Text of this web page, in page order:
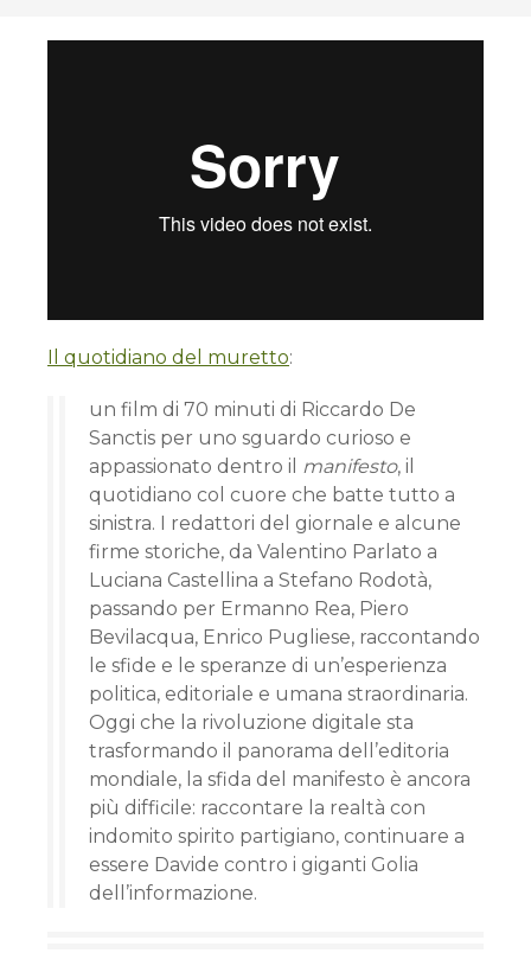
Il quotidiano del muretto:
un film di 70 minuti di Riccardo De
Sanctis per uno sguardo curioso e
appassionato dentro il manifesto, il
quotidiano col cuore che batte tutto a
sinistra. I redattori del giornale e alcune
firme storiche, da Valentino Parlato a
Luciana Castellina a Stefano Rodotà,
passando per Ermanno Rea, Piero
Bevilacqua, Enrico Pugliese, raccontando
le sfide e le speranze di un’esperienza
politica, editoriale e umana straordinaria.
Oggi che la rivoluzione digitale sta
trasformando il panorama dell’editoria
mondiale, la sfida del manifesto è ancora
più difficile: raccontare la realtà con
indomito spirito partigiano, continuare a
essere Davide contro i giganti Golia
dell’informazione.